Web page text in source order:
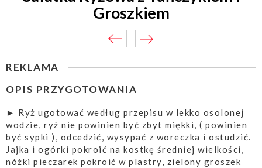
Groszkiem
REKLAMA
OPIS PRZYGOTOWANIA
► Ryż ugotować według przepisu w lekko osolonej
wodzie, ryż nie powinien być zbyt miękki, ( powinien
być sypki ), odcedzić, wysypać z woreczka i ostudzić.
Jajka i ogórki pokroić na kostkę średniej wielkości,
nóżki pieczarek pokroić w plastry, zielony groszek